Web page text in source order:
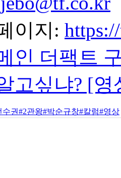
이지:
인 더팩트
고싶냐? [
수권#2관왕#박순규창#칼럼#영상